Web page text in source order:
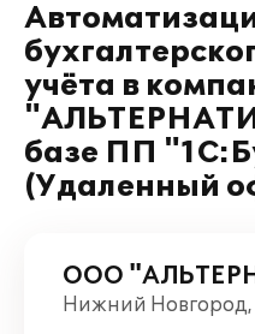
учёта в
базе ПП
(Удаленный
ООО
Нижний